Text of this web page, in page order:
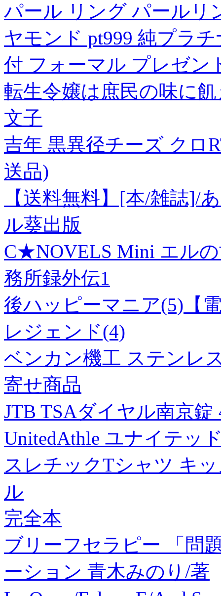
パール リング パールリ
ヤモンド pt999 純プラ
付 フォーマル プレゼン
転生令嬢は庶民の味に
文子
吉年 黒異径チーズ クロ
送品)
【送料無料】[本/雑誌]/
ル葵出版
C★NOVELS Mini エル
務所録外伝1
後ハッピーマニア(5)【
レジェンド(4)
ベンカン機工 ステンレ
寄せ商品
JTB TSAダイヤル南京錠
UnitedAthle ユナイテッ
スレチックTシャツ キ
ル
完全本
ブリーフセラピー 「問
ーション 青木みのり/著